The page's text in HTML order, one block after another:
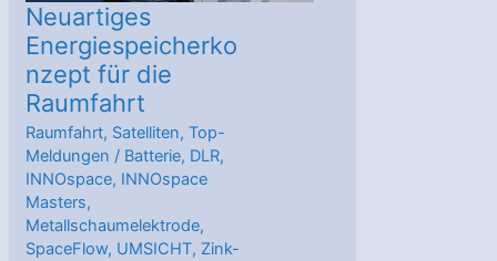
Neuartiges
Energiespeicherko
nzept für die
Raumfahrt
Raumfahrt, Satelliten,Top-
Meldungen / Batterie, DLR,
INNOspace, INNOspace
Masters,
Metallschaumelektrode,
SpaceFlow, UMSICHT, Zink-